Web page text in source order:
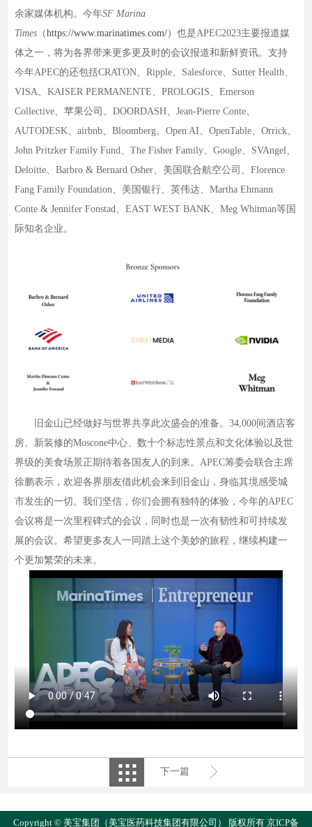
余家媒体机构。今年SF Marina
Times （https://www.marinatimes.com/）也是APEC2023主要报道媒
体之一，将为各界带来更多更及时的会议报道和新鲜资讯。支持
今年APEC的还包括CRATON、Ripple、Salesforce、Sutter Health、
VISA、KAISER PERMANENTE、PROLOGIS、Emerson
Collective、苹果公司、DOORDASH、Jean-Pierre Conte、
AUTODESK、airbnb、Bloomberg、Open AI、OpenTable、Orrick、
John Pritzker Family Fund、The Fisher Family、Google、SVAngel、
Deloitte、Barbro & Bernard Osher、美国联合航空公司、Florence
Fang Family Foundation、美国银行、英伟达、Martha Ehmann
Conte & Jennifer Fonstad、EAST WEST BANK、Meg Whitman等国
际知名企业。
旧金山已经做好与世界共享此次盛会的准备。34,000间酒店客
房、新装修的Moscone中心、数十个标志性景点和文化体验以及世
界级的美食场景正期待着各国友人的到来。APEC筹委会联合主席
徐鹏表示，欢迎各界朋友借此机会来到旧金山，身临其境感受城
市发生的一切。我们坚信，你们会拥有独特的体验，今年的APEC
会议将是一次里程碑式的会议，同时也是一次有韧性和可持续发
展的会议。希望更多友人一同踏上这个美妙的旅程，继续构建一
个更加繁荣的未来。
下一篇
Copyright © 美宝集团（美宝医药科技集团有限公司） 版权所有 京ICP备